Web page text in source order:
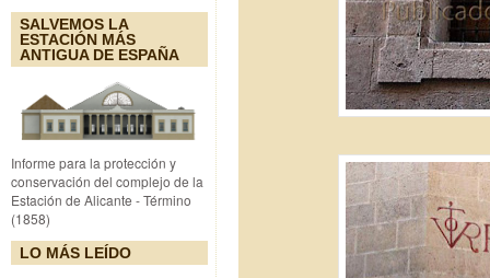
SALVEMOS LA
ESTACIÓN MÁS
ANTIGUA DE ESPAÑA
Informe para la protección y
conservación del complejo de la
Estación de Alicante - Término
(1858)
LO MÁS LEÍDO